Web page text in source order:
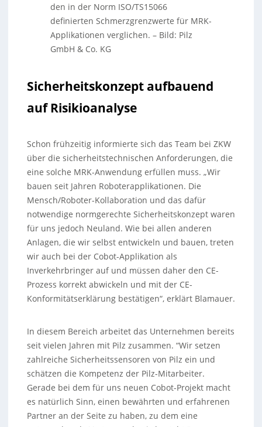
den in der Norm ISO/TS15066
definierten Schmerzgrenzwerte für MRK-
Applikationen verglichen. – Bild: Pilz
GmbH & Co. KG
Sicherheitskonzept aufbauend
auf Risikioanalyse
Schon frühzeitig informierte sich das Team bei ZKW
über die sicherheitstechnischen Anforderungen, die
eine solche MRK-Anwendung erfüllen muss. „Wir
bauen seit Jahren Roboterapplikationen. Die
Mensch/Roboter-Kollaboration und das dafür
notwendige normgerechte Sicherheitskonzept waren
für uns jedoch Neuland. Wie bei allen anderen
Anlagen, die wir selbst entwickeln und bauen, treten
wir auch bei der Cobot-Applikation als
Inverkehrbringer auf und müssen daher den CE-
Prozess korrekt abwickeln und mit der CE-
Konformitätserklärung bestätigen“, erklärt Blamauer.
In diesem Bereich arbeitet das Unternehmen bereits
seit vielen Jahren mit Pilz zusammen. “Wir setzen
zahlreiche Sicherheitssensoren von Pilz ein und
schätzen die Kompetenz der Pilz-Mitarbeiter.
Gerade bei dem für uns neuen Cobot-Projekt macht
es natürlich Sinn, einen bewährten und erfahrenen
Partner an der Seite zu haben, zu dem eine